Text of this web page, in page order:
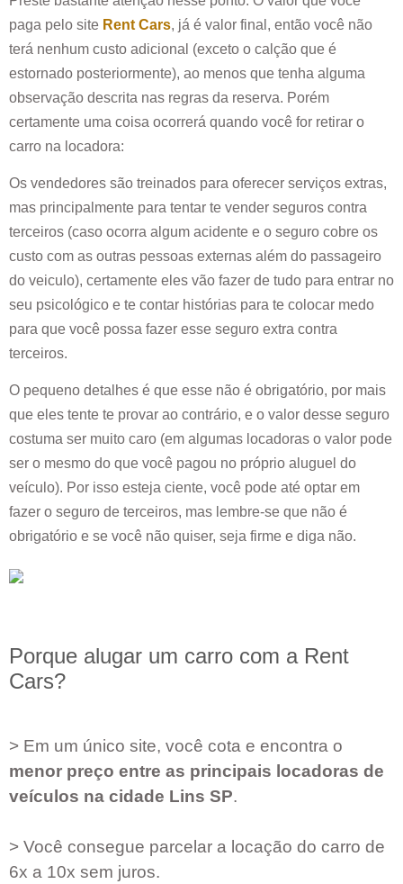
paga pelo site Rent Cars, já é valor final, então você não
terá nenhum custo adicional (exceto o calção que é
estornado posteriormente), ao menos que tenha alguma
observação descrita nas regras da reserva. Porém
certamente uma coisa ocorrerá quando você for retirar o
carro na locadora:
Os vendedores são treinados para oferecer serviços extras,
mas principalmente para tentar te vender seguros contra
terceiros (caso ocorra algum acidente e o seguro cobre os
custo com as outras pessoas externas além do passageiro
do veiculo), certamente eles vão fazer de tudo para entrar no
seu psicológico e te contar histórias para te colocar medo
para que você possa fazer esse seguro extra contra
terceiros.
O pequeno detalhes é que esse não é obrigatório, por mais
que eles tente te provar ao contrário, e o valor desse seguro
costuma ser muito caro (em algumas locadoras o valor pode
ser o mesmo do que você pagou no próprio aluguel do
veículo). Por isso esteja ciente, você pode até optar em
fazer o seguro de terceiros, mas lembre-se que não é
obrigatório e se você não quiser, seja firme e diga não.
Porque alugar um carro com a Rent
Cars?
> Em um único site, você cota e encontra o
menor preço entre as principais locadoras de
veículos na cidade Lins SP.
> Você consegue parcelar a locação do carro de
6x a 10x sem juros.